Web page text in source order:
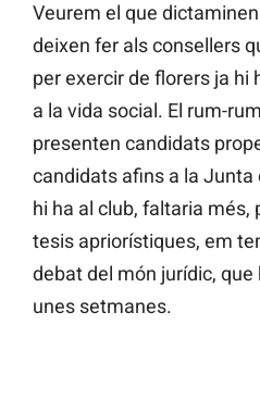
Veurem el que
deixen fer als consellers
per exercir de florers ja hi
a la vida social. El rum-
presenten candidats
candidats afins a la
hi ha al club, faltaria més,
tesis apriorístiques, em
debat del món jurídic,
unes setmanes.